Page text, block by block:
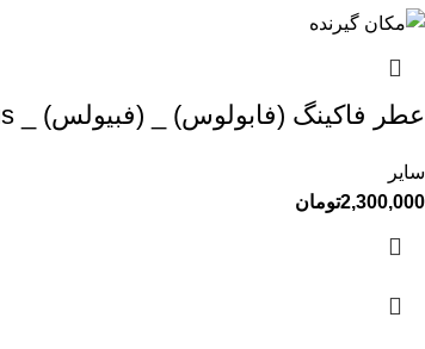
عطر فاکینگ (فابولوس) _ (فبیولس) _ TOM FORD – F**king Fabulous
سایر
2,300,000تومان